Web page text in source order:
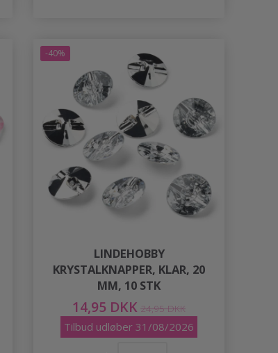
-40%
LINDEHOBBY
KRYSTALKNAPPER, KLAR, 20
MM, 10 STK
14,95 DKK 24,95 DKK
Tilbud udløber 31/08/2026